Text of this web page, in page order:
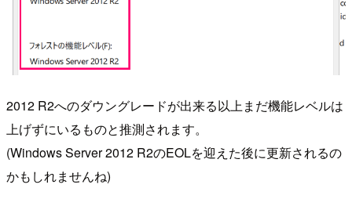
2012 R2へのダウングレードが出来る以上まだ機能レベルは
上げずにいるものと推測されます。
(Windows Server 2012 R2のEOLを迎えた後に更新されるの
かもしれませんね)